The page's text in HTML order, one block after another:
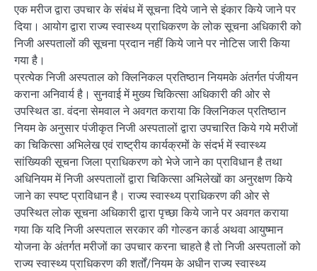
एक मरीज द्वारा उपचार के संबंध में सूचना दिये जाने से इंकार किये जाने पर
दिया। आयोग द्वारा राज्य स्वास्थ्य प्राधिकरण के लोक सूचना अधिकारी को
निजी अस्पतालों की सूचना प्रदान नहीं किये जाने पर नोटिस जारी किया
गया है।
प्रत्येक निजी अस्पताल को क्लिनिकल प्रतिष्ठान नियमके अंतर्गत पंजीयन
कराना अनिवार्य है। सुनवाई में मुख्य चिकित्सा अधिकारी की ओर से
उपस्थित डा. वंदना सेमवाल ने अवगत कराया कि क्लिनिकल प्रतिष्ठान
नियम के अनुसार पंजीकृत निजी अस्पतालों द्वारा उपचारित किये गये मरीजों
का चिकित्सा अभिलेख एवं राष्ट्रीय कार्यक्रमों के संदर्भ में स्वास्थ्य
सांख्यिकी सूचना जिला प्राधिकरण को भेजे जाने का प्राविधान है तथा
अधिनियम में निजी अस्पतालों द्वारा चिकित्सा अभिलेखों का अनुरक्षण किये
जाने का स्पष्ट प्राविधान है। राज्य स्वास्थ्य प्राधिकरण की ओर से
उपस्थित लोक सूचना अधिकारी द्वारा पृच्छा किये जाने पर अवगत कराया
गया कि यदि निजी अस्पताल सरकार की गोल्डन कार्ड अथवा आयुष्मान
योजना के अंतर्गत मरीजों का उपचार करना चाहते है तो निजी अस्पतालों को
राज्य स्वास्थ्य प्राधिकरण की शर्तों/नियम के अधीन राज्य स्वास्थ्य